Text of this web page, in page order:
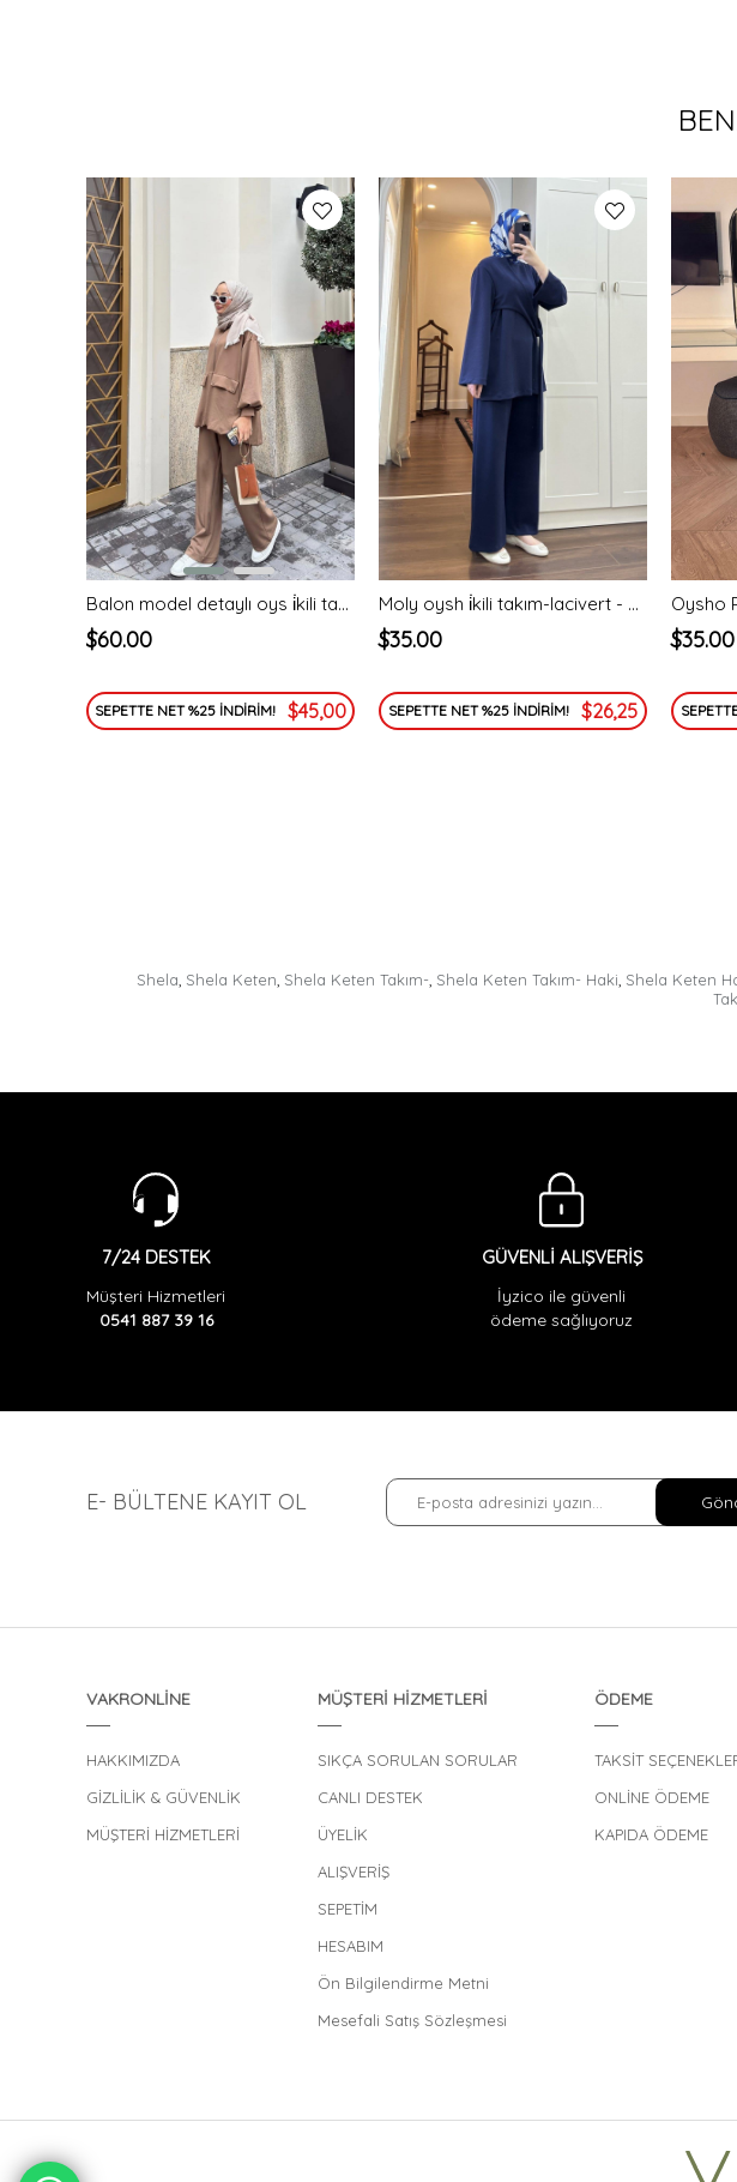
Balon model detaylı oys i̇kili takım-bej - vakronline
$60.00
SEPETTE NET %25 İNDİRİM! $45,00
Moly oysh i̇kili takım-lacivert - vakronline
$35.00
SEPETTE NET %25 İNDİRİM! $26,25
$35.00
Shela Shela Keten Shela Keten Takım- Shela Keten Takım- Haki Shela Keten
7/24 DESTEK
Müşteri Hizmetleri
0541 887 39 16
GÜVENLİ ALIŞVERİŞ
İyzico ile güvenli
ödeme sağlıyoruz
E- BÜLTENE KAYIT OL
VAKRONLİNE
HAKKIMIZDA
GİZLİLİK & GÜVENLİK
MÜŞTERİ HİZMETLERİ
MÜŞTERİ HİZMETLERİ
SIKÇA SORULAN SORULAR
CANLI DESTEK
ÜYELİK
ALIŞVERİŞ
SEPETİM
HESABIM
Ön Bilgilendirme Metni
Mesefali Satış Sözleşmesi
ÖDEME
TAKSİT
ONLİNE ÖDEME
KAPIDA ÖDEME